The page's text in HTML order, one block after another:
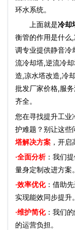
环水系统。
上面就是冷却
衡管的作用是什么
调专业提供静音冷
流冷却塔,逆流冷
造,凉水塔改造,冷
批发厂家价格,服
齐全。
您在寻找提升工业
护难题？别让这些
塔解决方案 ，开
·全面分析：我们
量身定制改进方案。
·效率优化：借助
实现能效同步提升。
·维护简化：我们
的运营负担。